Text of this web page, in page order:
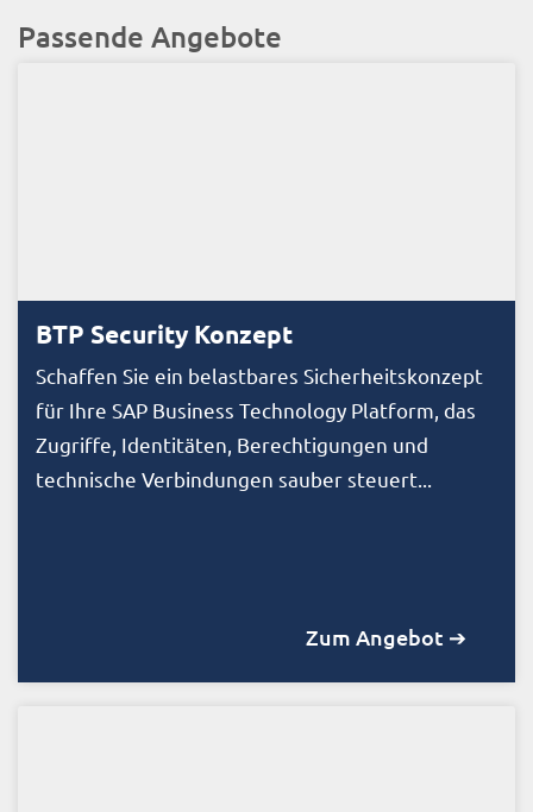
Passende Angebote
BTP Security Konzept
Schaffen Sie ein belastbares Sicherheitskonzept
für Ihre SAP Business Technology Platform, das
Zugriffe, Identitäten, Berechtigungen und
technische Verbindungen sauber steuert...
Zum Angebot ➔